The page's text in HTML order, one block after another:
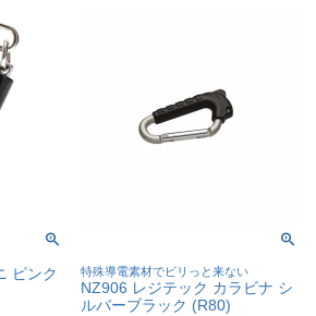
ピンク
特殊導電素材でビリっと来ない
NZ906 レジテック カラビナ シ
ルバーブラック (R80)